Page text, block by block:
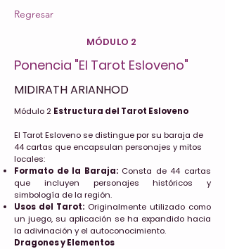
Regresar
MÓDULO 2
Ponencia "El Tarot Esloveno"
MIDIRATH ARIANHOD
Módulo 2 Estructura del Tarot Esloveno
El Tarot Esloveno se distingue por su baraja de
44 cartas que encapsulan personajes y mitos
locales:
Formato de la Baraja:Consta de 44 cartas
que incluyen personajes históricos y
simbología de la región.
Usos del Tarot: Originalmente utilizado como
un juego, su aplicación se ha expandido hacia
la adivinación y el autoconocimiento.
Dragones y Elementos